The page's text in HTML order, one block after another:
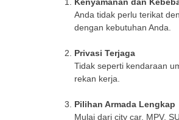
Kenyamanan dan
Anda tidak perlu terikat
dengan kebutuhan Anda.
Privasi Terjaga
Tidak seperti kendaraan
rekan kerja.
Pilihan Armada Lengkap
Mulai dari city car, MPV,